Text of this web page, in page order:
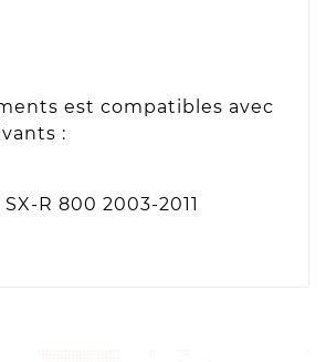
est compatibles avec
:
R 800 2003-2011